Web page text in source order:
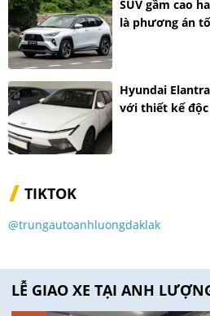
SUV gầm cao
là phương án
Hyundai
với thiết kế độc
TIKTOK
@trungautoanhluongdaklak
LỄ GIAO XE TẠI ANH